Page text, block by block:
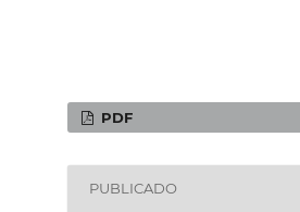
PDF
PUBLICADO